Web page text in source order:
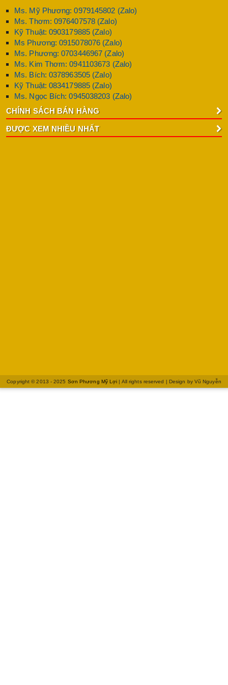
Ms. Mỹ Phương: 0979145802 (Zalo)
Ms. Thơm: 0976407578 (Zalo)
Kỹ Thuật: 0903179885 (Zalo)
Ms Phương: 0915078076 (Zalo)
Ms. Phương: 0703446967 (Zalo)
Ms. Kim Thơm: 0941103673 (Zalo)
Ms. Bích: 0378963505 (Zalo)
Kỹ Thuật: 0834179885 (Zalo)
Ms. Ngọc Bích: 0945038203 (Zalo)
CHÍNH SÁCH BÁN HÀNG
ĐƯỢC XEM NHIỀU NHẤT
Copyright © 2013 - 2025 Sơn Phương Mỹ Lợi | All rights reserved | Design by Vũ Nguyễn